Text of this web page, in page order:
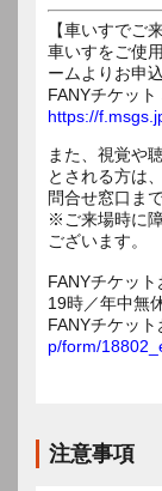
【車いすでご
車いすをご使
ームよりお申
FANYチケット
https://
また、視覚や
とされる方は
問合せ窓口ま
※ご来場時に
ございます。
FANYチケッ
19時／年中無休
FANYチケッ
p/form/
注意事項